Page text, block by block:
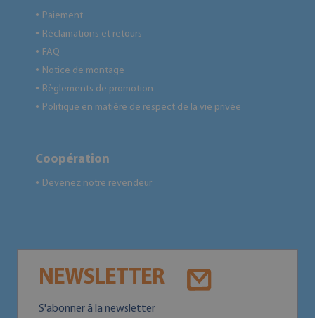
● Paiement
● Réclamations et retours
● FAQ
● Notice de montage
● Règlements de promotion
● Politique en matière de respect de la vie privée
Coopération
● Devenez notre revendeur
NEWSLETTER
S'abonner ā la newsletter